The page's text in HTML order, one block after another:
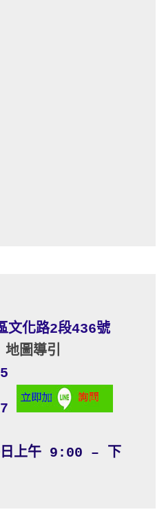
文化路2段436號
地圖導引
日上午 9:00 – 下